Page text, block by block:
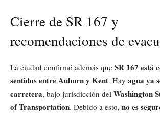
Cierre de SR 167 y
recomendaciones de
La ciudad confirmó además que SR 167 está
sentidos entre Auburn y Kent. Hay agua ya
carretera, bajo jurisdicción del Washington
of Transportation. Debido a esto, no es